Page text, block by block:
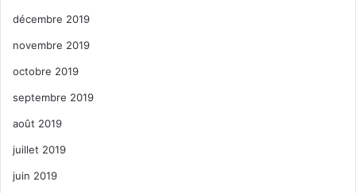
décembre 2019
novembre 2019
octobre 2019
septembre 2019
août 2019
juillet 2019
juin 2019